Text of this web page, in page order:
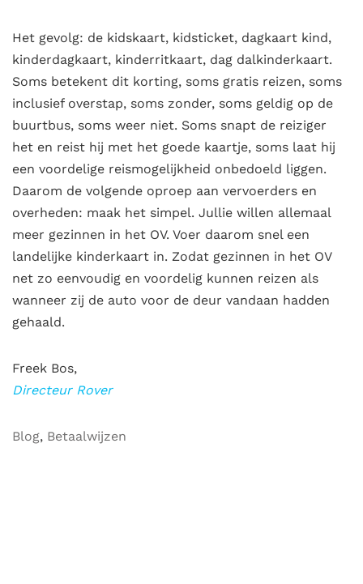
Het gevolg: de kidskaart, kidsticket, dagkaart kind,
kinderdagkaart, kinderritkaart, dag dalkinderkaart.
Soms betekent dit korting, soms gratis reizen, soms
inclusief overstap, soms zonder, soms geldig op de
buurtbus, soms weer niet. Soms snapt de reiziger
het en reist hij met het goede kaartje, soms laat hij
een voordelige reismogelijkheid onbedoeld liggen.
Daarom de volgende oproep aan vervoerders en
overheden: maak het simpel. Jullie willen allemaal
meer gezinnen in het OV. Voer daarom snel een
landelijke kinderkaart in. Zodat gezinnen in het OV
net zo eenvoudig en voordelig kunnen reizen als
wanneer zij de auto voor de deur vandaan hadden
gehaald.
Freek Bos,
Directeur Rover
Blog, Betaalwijzen